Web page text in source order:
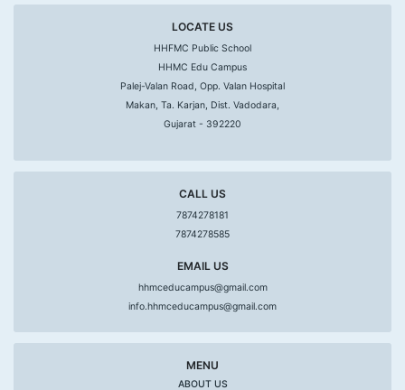
LOCATE US
HHFMC Public School
HHMC Edu Campus
Palej-Valan Road, Opp. Valan Hospital
Makan, Ta. Karjan, Dist. Vadodara,
Gujarat - 392220
CALL US
7874278181
7874278585
EMAIL US
hhmceducampus@gmail.com
info.hhmceducampus@gmail.com
MENU
ABOUT US